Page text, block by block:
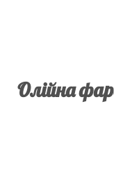
Олійна